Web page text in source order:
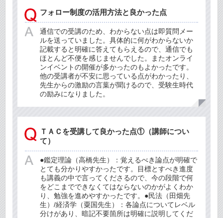
フォロー制度の活用方法と良かった点
通信での受講のため、わからない点は即質問メー
ルを送っていました。具体的に何がわからないか
記載すると明確に答えてもらえるので、通信でも
ほとんど不便を感じませんでした。またオンライ
ンイベントの開催が多かったのもよかったです。
他の受講者が不安に思っている点がわかったり、
先生からの激励の言葉が聞けるので、受験生時代
の励みになりました。
ＴＡＣを受講して良かった点①（講師につい
て）
●鑑定理論（高橋先生）：覚えるべき論点が明確で
とても分かりやすかったです。目標とすべき進度
も講義の中で言ってくださるので、今の段階で何
をどこまでできなくてはならないのかがよくわか
り、勉強を進めやすかったです。●民法（田畑先
生）/経済学（粟国先生）：各論点についてレベル
分けがあり、暗記不要箇所は明確に説明してくだ